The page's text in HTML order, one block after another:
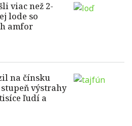
viac než 2-
lode so
amfor
na čínsku
výstrahy
ľudí a